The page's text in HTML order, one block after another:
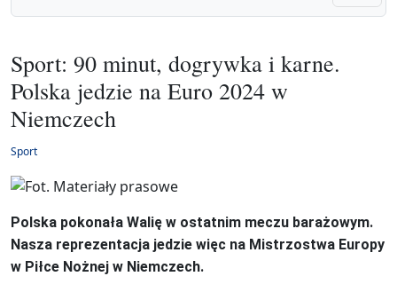
Sport: 90 minut, dogrywka i karne.
Polska jedzie na Euro 2024 w
Niemczech
Sport
Polska pokonała Walię w ostatnim meczu barażowym.
Nasza reprezentacja jedzie więc na Mistrzostwa Europy
w Piłce Nożnej w Niemczech.